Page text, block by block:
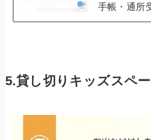
手帳・通所
5.貸し切りキッズスペ